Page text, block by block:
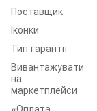
Поставщик
Іконки
Тип гарантії
Вивантажувати
на
маркетплейси
«Оплата